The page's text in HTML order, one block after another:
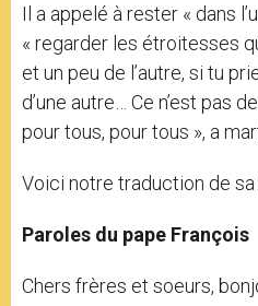
Il a appelé à rester « dans
« regarder les étroitesses
et un peu de l’autre, si tu
d’une autre… Ce n’est pas
pour tous, pour tous », a
Voici notre traduction de sa
Paroles du pape François
Chers frères et soeurs,